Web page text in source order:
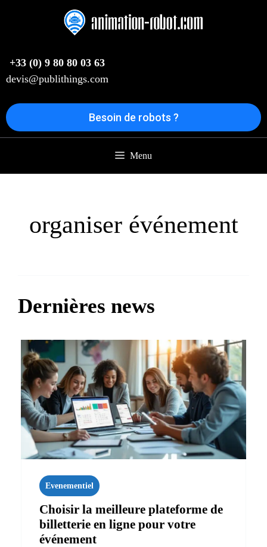
+33 (0) 9 80 80 03 63
devis@publithings.com
Besoin de robots ?
Menu
organiser événement
Dernières news
Evenementiel
Choisir la meilleure plateforme de
billetterie en ligne pour votre
événement